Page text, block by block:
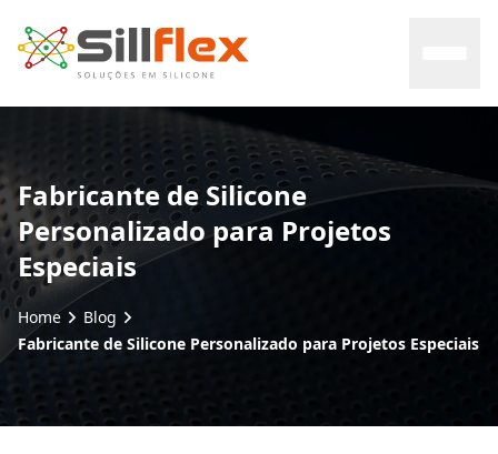
Home
Sobre nós
Contato
Fabricante de Silicone
Personalizado para Projetos
Especiais
Home
Blog
Fabricante de Silicone Personalizado para Projetos Especiais